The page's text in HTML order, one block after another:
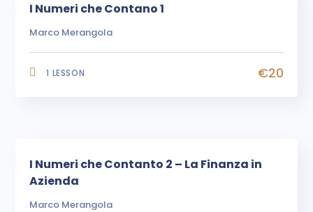
I Numeri che Contano 1
Marco Merangola
1 LESSON €20
I Numeri che Contanto 2 – La Finanza in
Azienda
Marco Merangola